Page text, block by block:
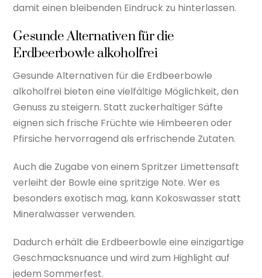
damit einen bleibenden Eindruck zu hinterlassen.
Gesunde Alternativen für die
Erdbeerbowle alkoholfrei
Gesunde Alternativen für die Erdbeerbowle
alkoholfrei bieten eine vielfältige Möglichkeit, den
Genuss zu steigern. Statt zuckerhaltiger Säfte
eignen sich frische Früchte wie Himbeeren oder
Pfirsiche hervorragend als erfrischende Zutaten.
Auch die Zugabe von einem Spritzer Limettensaft
verleiht der Bowle eine spritzige Note. Wer es
besonders exotisch mag, kann Kokoswasser statt
Mineralwasser verwenden.
Dadurch erhält die Erdbeerbowle eine einzigartige
Geschmacksnuance und wird zum Highlight auf
jedem Sommerfest.